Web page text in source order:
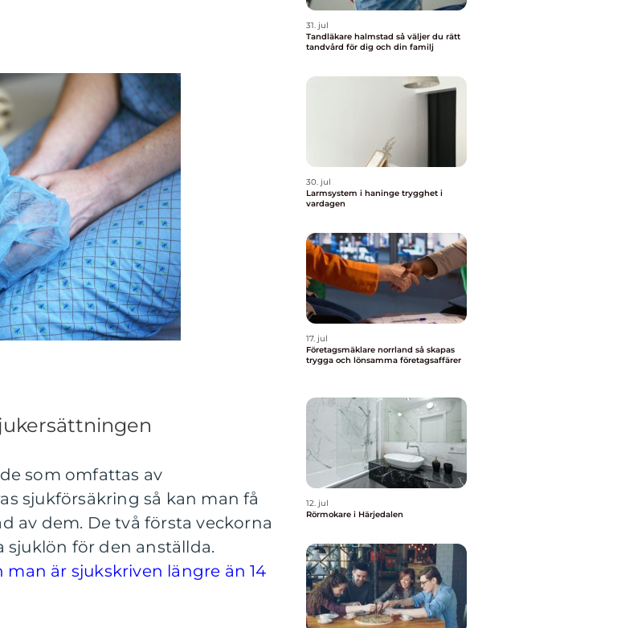
som omfattas av
sjukförsäkring så kan man få
av dem. De två första veckorna
sjuklön för den anställda.
är sjukskriven längre än 14
31. jul
Tandläkare halmstad så väljer du rätt
tandvård för dig och din familj
30. jul
Larmsystem i haninge trygghet i
vardagen
17. jul
Företagsmäklare norrland så skapas
trygga och lönsamma företagsaffärer
12. jul
Rörmokare i Härjedalen